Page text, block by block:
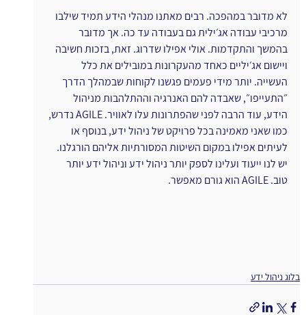
לא מדובר במהפכה. רבים מאתנו מנהלי הידע תמיד שילבו
מרכיבי עבודה אג׳ילית גם בעבודה עד כה. אך מדובר
בהמשך והתקדמות. אולי אפילו שדרוג. זאת, בזכות חשיבה
ויישום אג׳יליים כאחד מהעקרונות במובילים את כלל
העשייה. יותר מידי פעמים פגשנו לקוחות שבמהלך הדרך
״התעייפו״, שאבדה להם האנרגיה וההתלהבות מניהול
הידע, עוד הרבה לפני שהפתרונות עלו לאוויר. AGILE נדרש,
כמו שאני מאמינה בכל פרויקט של ניהול ידע, בנוסף או
לעיתים אפילו במקום השיטות המסורתיות אליהם הורגלנו.
יש לנו ייעוד ועלינו לספק יותר ניהול ידע וניהול ידע יותר
טוב. AGILE הוא גורם מאפשר.
בלוג ניהול ידע